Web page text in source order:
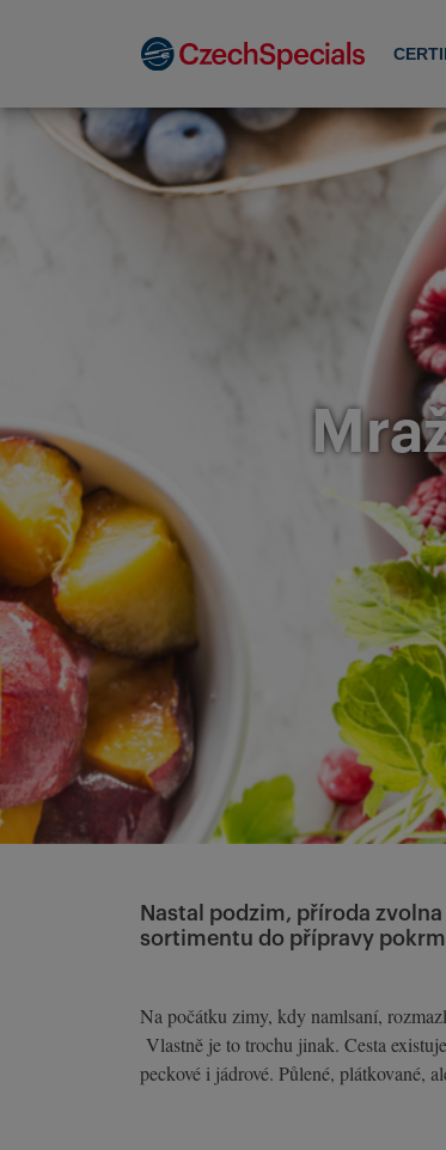
Nastal podzim, příroda
sortimentu do přípravy
Na počátku zimy, kdy namlsaní,
Vlastně je to trochu jinak. Cesta
peckové i jádrové. Půlené, plátkované,